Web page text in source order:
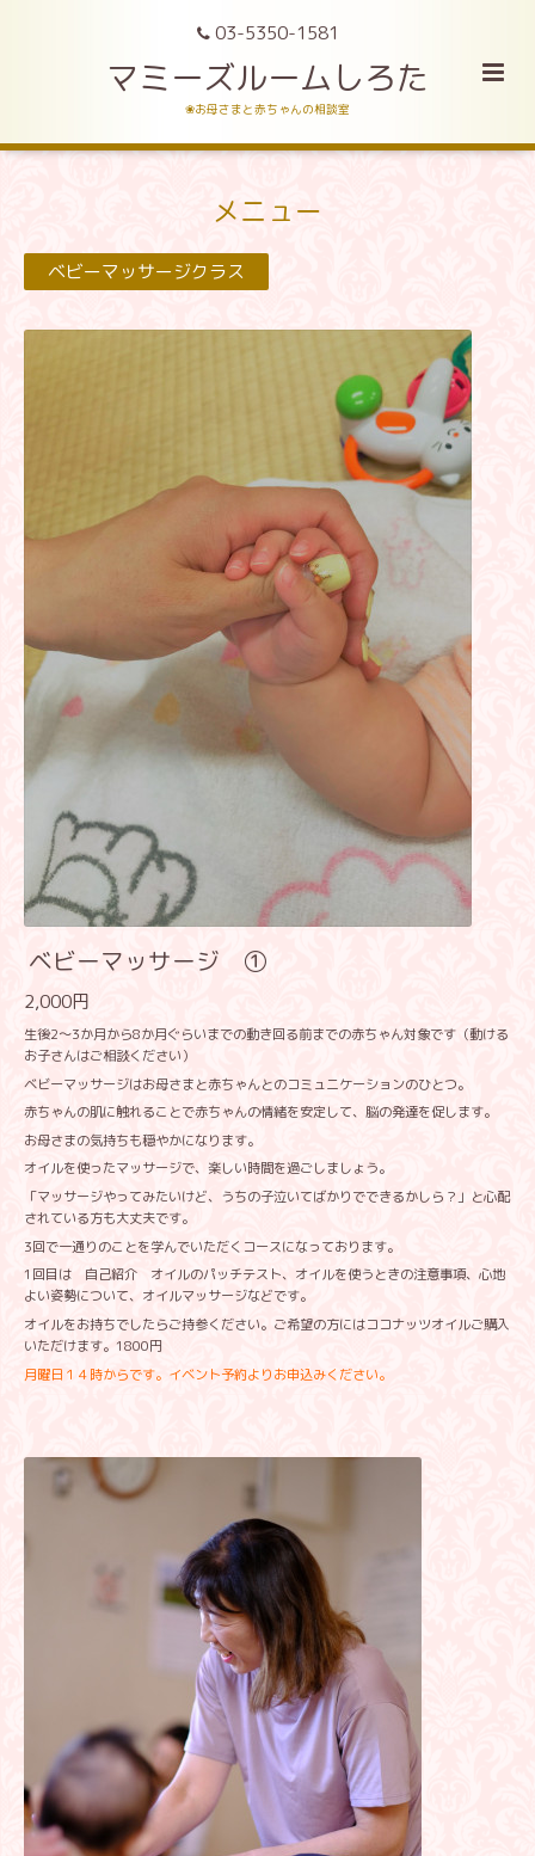
03-5350-1581
マミーズルームしろた
❀お母さまと赤ちゃんの相談室
メニュー
ベビーマッサージクラス
ベビーマッサージ ①
2,000円
生後2～3か月から8か月ぐらいまでの動き回る前までの赤ちゃん対象です（動ける
お子さんはご相談ください）
ベビーマッサージはお母さまと赤ちゃんとのコミュニケーションのひとつ。
赤ちゃんの肌に触れることで赤ちゃんの情緒を安定して、脳の発達を促します。
お母さまの気持ちも穏やかになります。
オイルを使ったマッサージで、楽しい時間を過ごしましょう。
「マッサージやってみたいけど、うちの子泣いてばかりでできるかしら？」と心配
されている方も大丈夫です。
3回で一通りのことを学んでいただくコースになっております。
1回目は 自己紹介 オイルのパッチテスト、オイルを使うときの注意事項、心地
よい姿勢について、オイルマッサージなどです。
オイルをお持ちでしたらご持参ください。ご希望の方にはココナッツオイルご購入
いただけます。1800円
月曜日１４時からです。イベント予約よりお申込みください。